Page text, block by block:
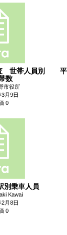
世帯人員別
数
市役所
月9日
0
別乗車人員
Kawai
月8日
0